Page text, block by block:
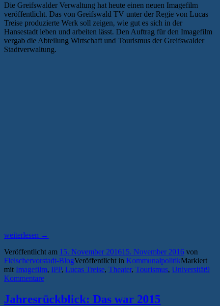
Die Greifswalder Verwaltung hat heute einen neuen Imagefilm
veröffentlicht. Das von Greifswald TV unter der Regie von Lucas
Treise produzierte Werk soll zeigen, wie gut es sich in der
Hansestadt leben und arbeiten lässt. Den Auftrag für den Imagefilm
vergab die Abteilung Wirtschaft und Tourismus der Greifswalder
Stadtverwaltung.
„Stadtverwaltung
neuen
Imagefilm
über
Greifswald“
weiterlesen →
Veröffentlicht am 15. November 201615. November 2016 von
Fleischervorstadt-BlogVeröffentlicht in KommunalpolitikMarkiert
mit Imagefilm, IPP, Lucas Treise, Theater, Tourismus, Universität9
Kommentare
Jahresrückblick: Das war 2015